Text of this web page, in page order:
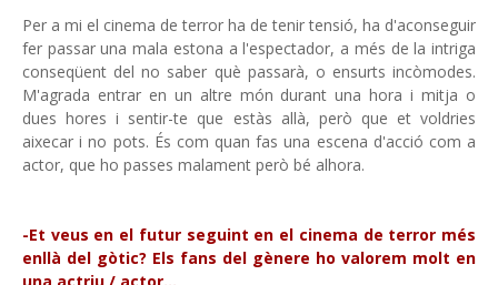
Per a mi el cinema de terror ha de tenir tensió, ha d'aconseguir
fer passar una mala estona a l'espectador, a més de la intriga
conseqüent del no saber què passarà, o ensurts incòmodes.
M'agrada entrar en un altre món durant una hora i mitja o
dues hores i sentir-te que estàs allà, però que et voldries
aixecar i no pots. És com quan fas una escena d'acció com a
actor, que ho passes malament però bé alhora.
-Et veus en el futur seguint en el cinema de terror més
enllà del gòtic? Els fans del gènere ho valorem molt en